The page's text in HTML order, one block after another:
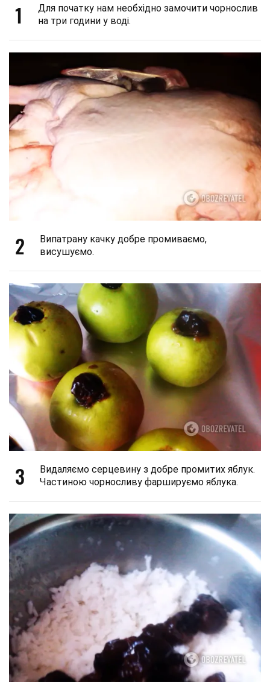
1
Для початку нам необхідно замочити чорнослив
на три години у воді.
2
Випатрану качку добре промиваємо,
висушуємо.
3
Видаляємо серцевину з добре промитих яблук.
Частиною чорносливу фаршируємо яблука.